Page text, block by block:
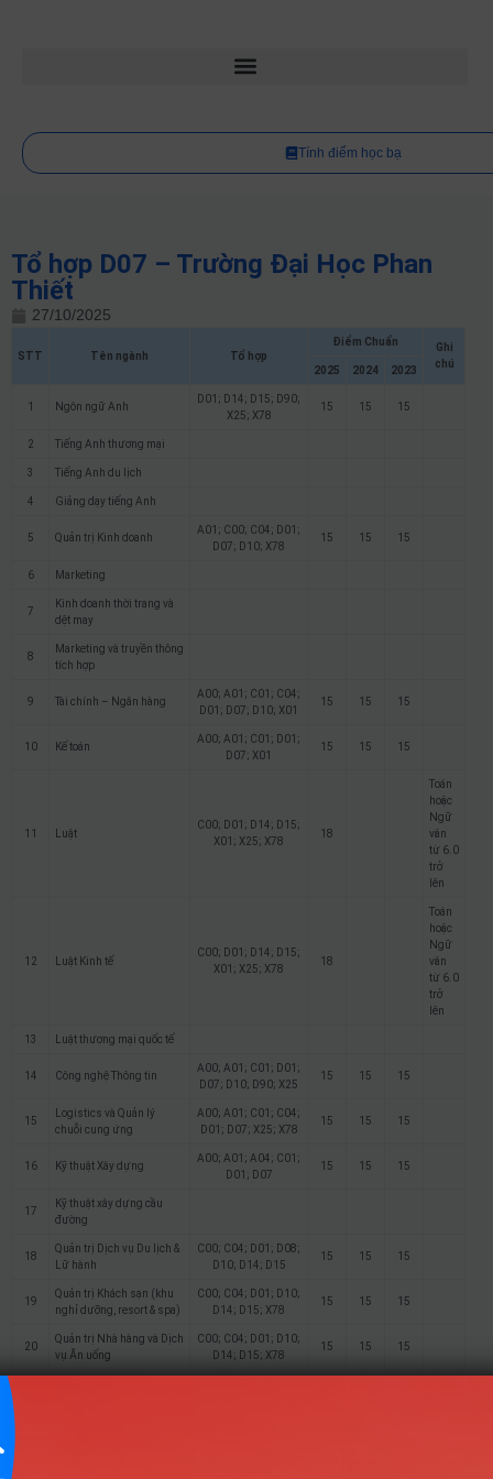
Tính điểm học bạ
Tổ hợp D07 – Trường Đại Học Phan
Thiết
27/10/2025
STT Tên ngành Tổ hợp
Điểm Chuẩn
Ghi
chú
2025 2024 2023
1 Ngôn ngữ Anh
D01; D14; D15; D90;
X25; X78
15 15 15
2 Tiếng Anh thương mại
3 Tiếng Anh du lịch
4 Giảng dạy tiếng Anh
5 Quản trị Kinh doanh
A01; C00; C04; D01;
D07; D10; X78
15 15 15
6 Marketing
7
Kinh doanh thời trang và
dệt may
8
Marketing và truyền thông
tích hợp
9 Tài chính – Ngân hàng
A00; A01; C01; C04;
D01; D07; D10; X01
15 15 15
10 Kế toán
A00; A01; C01; D01;
D07; X01
15 15 15
11 Luật
C00; D01; D14; D15;
X01; X25; X78
18
Toán
hoặc
Ngữ
văn
từ 6.0
trở
lên
12 Luật Kinh tế
C00; D01; D14; D15;
X01; X25; X78
18
Toán
hoặc
Ngữ
văn
từ 6.0
trở
lên
13 Luật thương mại quốc tế
14 Công nghệ Thông tin
A00; A01; C01; D01;
D07; D10; D90; X25
15 15 15
15
Logistics và Quản lý
chuỗi cung ứng
A00; A01; C01; C04;
D01; D07; X25; X78
15 15 15
16 Kỹ thuật Xây dựng
A00; A01; A04; C01;
D01; D07
15 15 15
17
Kỹ thuật xây dựng cầu
đường
18
Quản trị Dịch vụ Du lịch &
Lữ hành
C00; C04; D01; D08;
D10; D14; D15
15 15 15
19
Quản trị Khách sạn (khu
nghỉ dưỡng, resort & spa)
C00; C04; D01; D10;
D14; D15; X78
15 15 15
20
Quản trị Nhà hàng và Dịch
vụ Ăn uống
C00; C04; D01; D10;
D14; D15; X78
15 15 15